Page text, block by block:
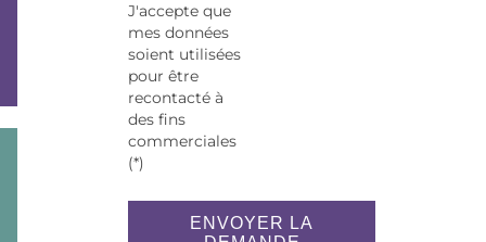
J'accepte que
mes données
soient utilisées
pour être
recontacté à
des fins
commerciales
(*)
ENVOYER LA